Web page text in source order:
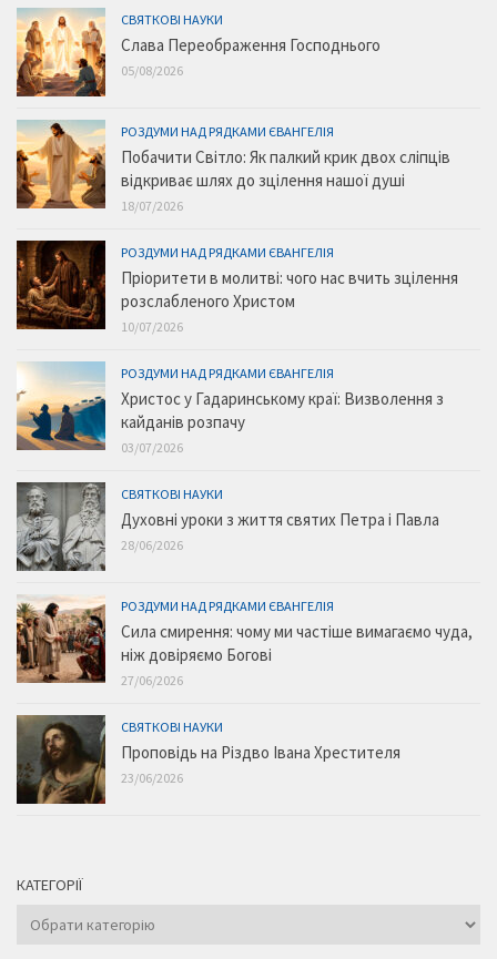
СВЯТКОВІ НАУКИ
Слава Переображення Господнього
05/08/2026
РОЗДУМИ НАД РЯДКАМИ ЄВАНГЕЛІЯ
Побачити Світло: Як палкий крик двох сліпців
відкриває шлях до зцілення нашої душі
18/07/2026
РОЗДУМИ НАД РЯДКАМИ ЄВАНГЕЛІЯ
Пріоритети в молитві: чого нас вчить зцілення
розслабленого Христом
10/07/2026
РОЗДУМИ НАД РЯДКАМИ ЄВАНГЕЛІЯ
Христос у Гадаринському краї: Визволення з
кайданів розпачу
03/07/2026
СВЯТКОВІ НАУКИ
Духовні уроки з життя святих Петра і Павла
28/06/2026
РОЗДУМИ НАД РЯДКАМИ ЄВАНГЕЛІЯ
Сила смирення: чому ми частіше вимагаємо чуда,
ніж довіряємо Богові
27/06/2026
СВЯТКОВІ НАУКИ
Проповідь на Різдво Івана Хрестителя
23/06/2026
КАТЕГОРІЇ
Категорії